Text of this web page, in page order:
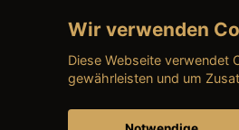
Rechtliches
→ Impressum
Wir verwenden
Diese Webseite verwendet
gewährleisten und um